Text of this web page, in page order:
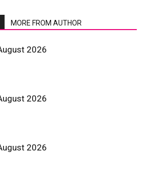
MORE FROM AUTHOR
2026
2026
2026